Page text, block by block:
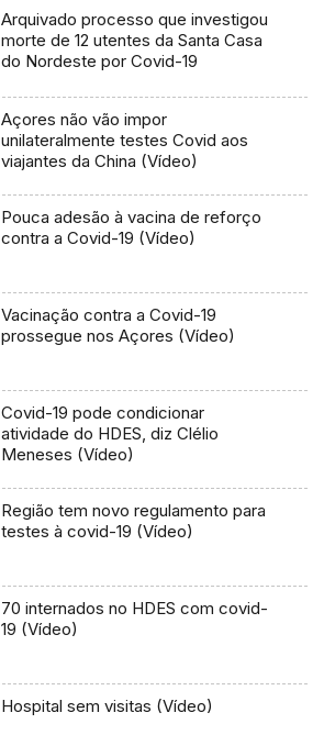
Arquivado processo que investigou
morte de 12 utentes da Santa Casa
do Nordeste por Covid-19
Açores não vão impor
unilateralmente testes Covid aos
viajantes da China (Vídeo)
Pouca adesão à vacina de reforço
contra a Covid-19 (Vídeo)
Vacinação contra a Covid-19
prossegue nos Açores (Vídeo)
Covid-19 pode condicionar
atividade do HDES, diz Clélio
Meneses (Vídeo)
Região tem novo regulamento para
testes à covid-19 (Vídeo)
70 internados no HDES com covid-
19 (Vídeo)
Hospital sem visitas (Vídeo)